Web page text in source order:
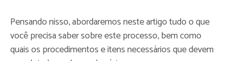
Pensando nisso, abordaremos neste artigo tudo o que
você precisa saber sobre este processo, bem como
quais os procedimentos e itens necessários que devem